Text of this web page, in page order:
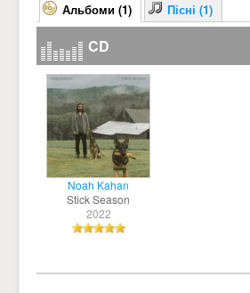
Альбоми (1) Пісні (1)
CD
Noah Kahan
Stick Season
2022